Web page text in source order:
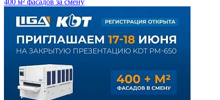
400 м² фасадов за смену